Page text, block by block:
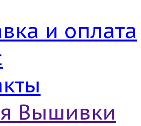
и оплата
Вышивки